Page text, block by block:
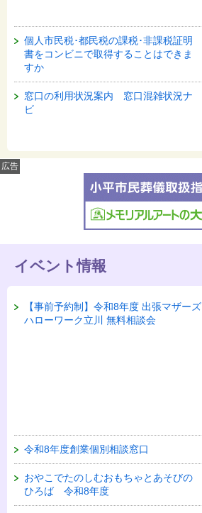
個人市民税･都民税の課税･非課税証明
書をコンビニで取得することはできま
すか
窓口の利用状況案内 窓口混雑状況ナ
ビ
広告
イベント情報
【事前予約制】令和8年度 出張マザーズ
ハローワーク立川 無料相談会
令和8年度創業個別相談窓口
おやこでたのしむおもちゃとあそびの
ひろば 令和8年度